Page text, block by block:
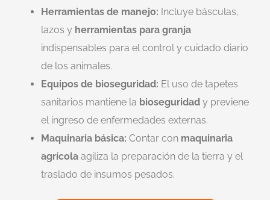
Herramientas de manejo: Incluye básculas,
lazos y herramientas para granja
indispensables para el control y cuidado diario
de los animales.
Equipos de bioseguridad: El uso de tapetes
sanitarios mantiene la bioseguridad y previene
el ingreso de enfermedades externas.
Maquinaria básica: Contar con maquinaria
agrícola agiliza la preparación de la tierra y el
traslado de insumos pesados.